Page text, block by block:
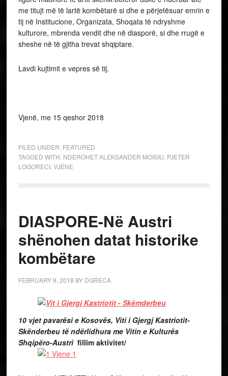
FILED UNDER:
TAGGED WITH:NDEROHET ALEKSANDER MOISIU,PJETER
LOGORECI,VJENE
DIASPORE-Në Austri
kombëtare
Skënderbeu të ndërlidhura me Vitin e Kulturës
Nga Hazir MEHMETI, Vjenë? Ky vit është shpallur Viti i
kulturës Austri-Shqipëri. Ambasada Shqiptare në Vjenë dhe
Departamenti i Kulturës së Ministrisë Federale për Evropën
shënimin me koncert të muzikës klasike shqiptare, nga
veçantë do jetë bashkëpunimi kulturo-shkencor mes dy
me moton: ”Rizbulimi i të përbashkëtave”. Në këtë rast do
të promovohen vepra ati, nga kultura, shkenca, me
përparësi krijuesve të rinj. Në Palais Echenbach u mbajte
koncerti i klasikes në hapje të të cilit mori pjesë dhe Roland